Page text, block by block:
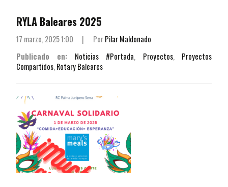
RYLA Baleares 2025
17 marzo, 2025 1:00 | PorPilar Maldonado
Publicado en:
Noticias #Portada, Proyectos, Proyectos
Compartidos,Rotary Baleares